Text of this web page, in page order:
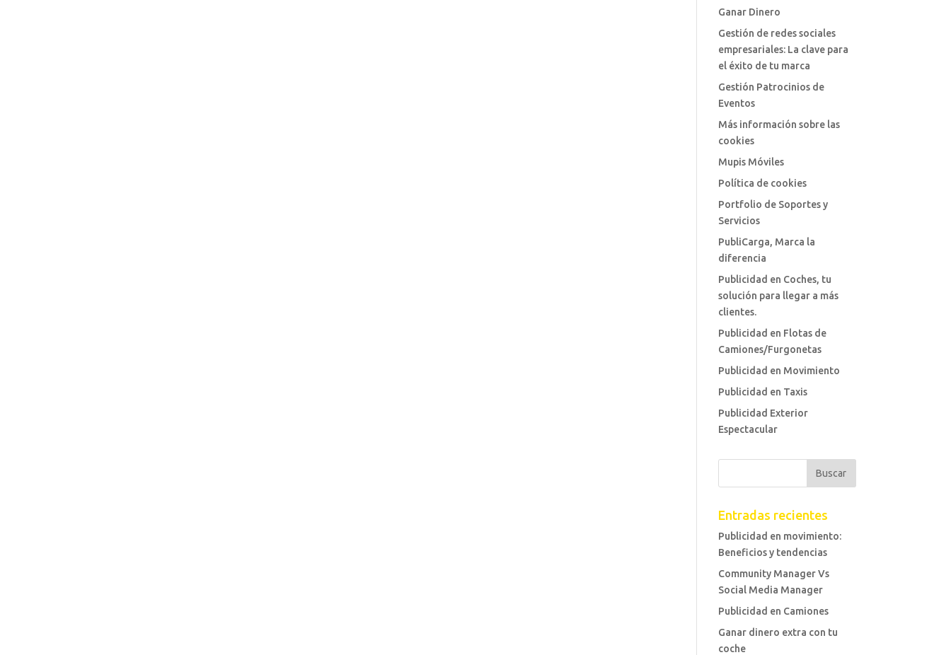
Ganar Dinero
Gestión de redes sociales
empresariales: La clave para
el éxito de tu marca
Gestión Patrocinios de
Eventos
Más información sobre las
cookies
Mupis Móviles
Política de cookies
Portfolio de Soportes y
Servicios
PubliCarga, Marca la
diferencia
Publicidad en Coches, tu
solución para llegar a más
clientes.
Publicidad en Flotas de
Camiones/Furgonetas
Publicidad en Movimiento
Publicidad en Taxis
Publicidad Exterior
Espectacular
Entradas recientes
Publicidad en movimiento:
Beneficios y tendencias
Community Manager Vs
Social Media Manager
Publicidad en Camiones
Ganar dinero extra con tu
coche